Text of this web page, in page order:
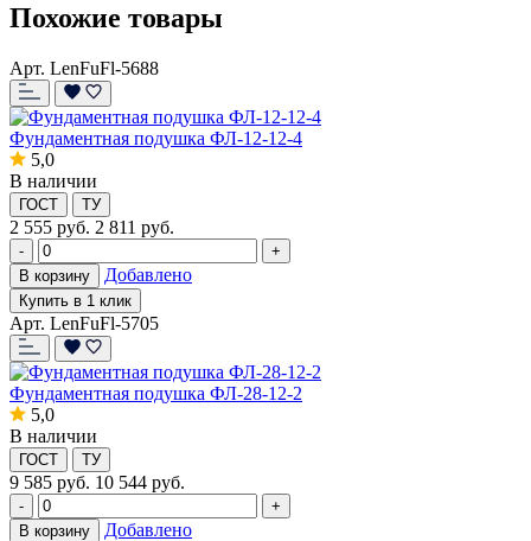
Похожие товары
Арт. LenFuFl-5688
Фундаментная подушка ФЛ-12-12-4
5,0
В наличии
ГОСТ ТУ
2 555 руб. 2 811 руб.
-
+
В корзину
Добавлено
Купить в 1 клик
Арт. LenFuFl-5705
Фундаментная подушка ФЛ-28-12-2
5,0
В наличии
ГОСТ ТУ
9 585 руб. 10 544 руб.
-
+
В корзину
Добавлено